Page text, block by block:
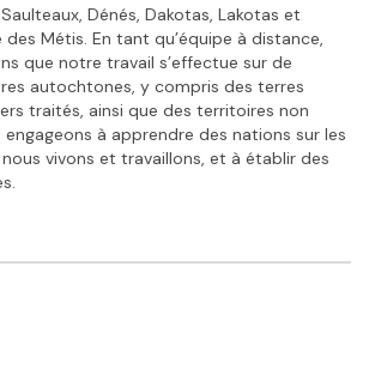
Dénés, Dakotas, Lakotas et
Métis. En tant qu’équipe à distance,
que notre travail s’effectue sur de
autochtones, y compris des terres
traités, ainsi que des territoires non
engageons à apprendre des nations sur les
vivons et travaillons, et à établir des
page